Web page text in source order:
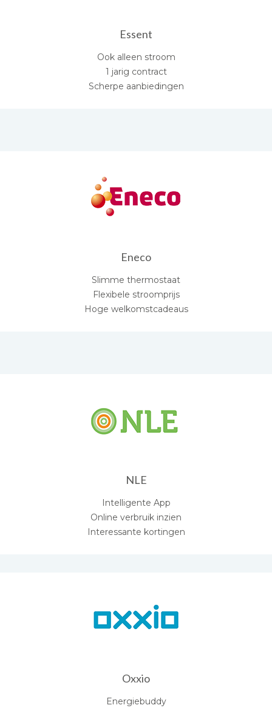
Essent
Ook alleen stroom
1 jarig contract
Scherpe aanbiedingen
Eneco
Slimme thermostaat
Flexibele stroomprijs
Hoge welkomstcadeaus
NLE
Intelligente App
Online verbruik inzien
Interessante kortingen
Oxxio
Energiebuddy